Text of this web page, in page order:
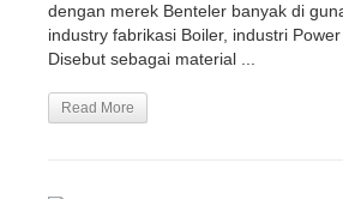
dengan merek Benteler banyak di
industry fabrikasi Boiler, industri
Disebut sebagai material ...
Read More